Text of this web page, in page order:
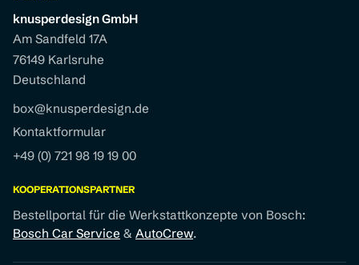
knusperdesign GmbH
Am Sandfeld 17A
76149 Karlsruhe
Deutschland
box@knusperdesign.de
Kontaktformular
+49 (0) 721 98 19 19 00
KOOPERATIONSPARTNER
Bestellportal für die Werkstattkonzepte von Bosch:
Bosch Car Service & AutoCrew.